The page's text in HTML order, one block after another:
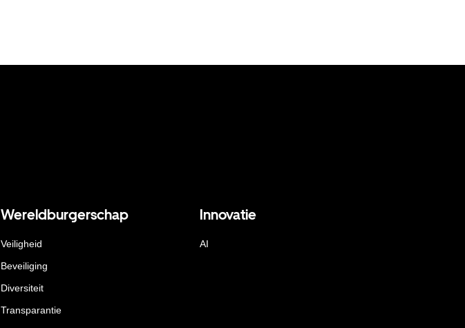
Wereldburgerschap
Veiligheid
Beveiliging
Diversiteit
Transparantie
Innovatie
AI